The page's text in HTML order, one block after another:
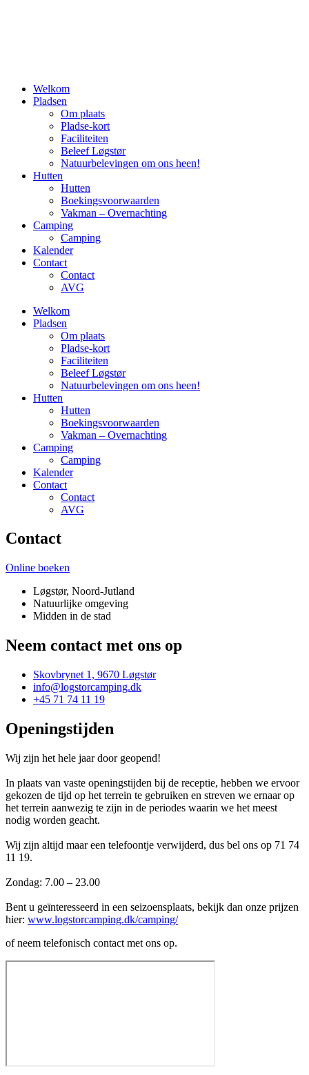
Welkom
Pladsen
Om plaats
Pladse-kort
Faciliteiten
Beleef Løgstør
Natuurbelevingen om ons heen!
Hutten
Hutten
Boekingsvoorwaarden
Vakman – Overnachting
Camping
Camping
Kalender
Contact
Contact
AVG
Welkom
Pladsen
Om plaats
Pladse-kort
Faciliteiten
Beleef Løgstør
Natuurbelevingen om ons heen!
Hutten
Hutten
Boekingsvoorwaarden
Vakman – Overnachting
Camping
Camping
Kalender
Contact
Contact
AVG
Contact
Online boeken
Løgstør, Noord-Jutland
Natuurlijke omgeving
Midden in de stad
Neem contact met ons op
Skovbrynet 1, 9670 Løgstør
info@logstorcamping.dk
+45 71 74 11 19
Openingstijden
Wij zijn het hele jaar door geopend!
In plaats van vaste openingstijden bij de receptie, hebben we ervoor
gekozen de tijd op het terrein te gebruiken en streven we ernaar op
het terrein aanwezig te zijn in de periodes waarin we het meest
nodig worden geacht.
Wij zijn altijd maar een telefoontje verwijderd, dus bel ons op 71 74
11 19.
Zondag: 7.00 – 23.00
Bent u geïnteresseerd in een seizoensplaats, bekijk dan onze prijzen
hier: www.logstorcamping.dk/camping/
of neem telefonisch contact met ons op.